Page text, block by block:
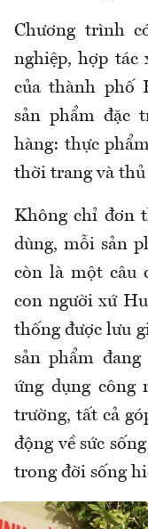
Chương trình
nghiệp, hợp tác
của thành phố
sản phẩm đặc
hàng: thực
thời trang và thủ
Không chỉ đơn
dùng, mỗi sản
còn là một câu
con người xứ
thống được lưu
sản phẩm
ứng dụng công
trường, tất cả
động về sức
trong đời sống